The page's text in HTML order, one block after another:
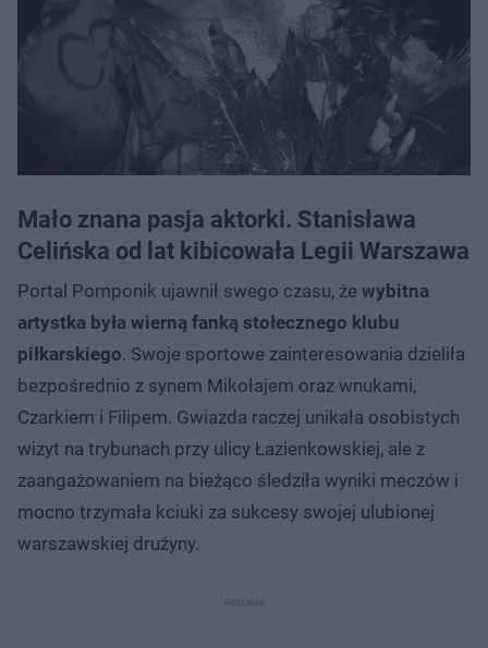
Mało znana pasja aktorki. Stanisława
Celińska od lat kibicowała Legii Warszawa
Portal Pomponik ujawnił swego czasu, że wybitna
artystka była wierną fanką stołecznego klubu
piłkarskiego. Swoje sportowe zainteresowania dzieliła
bezpośrednio z synem Mikołajem oraz wnukami,
Czarkiem i Filipem. Gwiazda raczej unikała osobistych
wizyt na trybunach przy ulicy Łazienkowskiej, ale z
zaangażowaniem na bieżąco śledziła wyniki meczów i
mocno trzymała kciuki za sukcesy swojej ulubionej
warszawskiej drużyny.